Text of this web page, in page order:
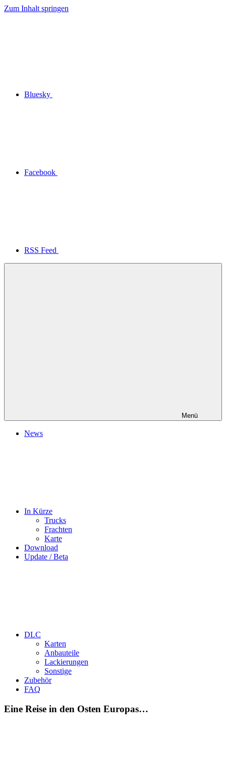
Zum Inhalt springen
Bluesky
Facebook
RSS Feed
Menü
News
In Kürze
Trucks
Frachten
Karte
Download
Update / Beta
DLC
Karten
Anbauteile
Lackierungen
Sonstige
Zubehör
FAQ
Eine Reise in den Osten Europas…